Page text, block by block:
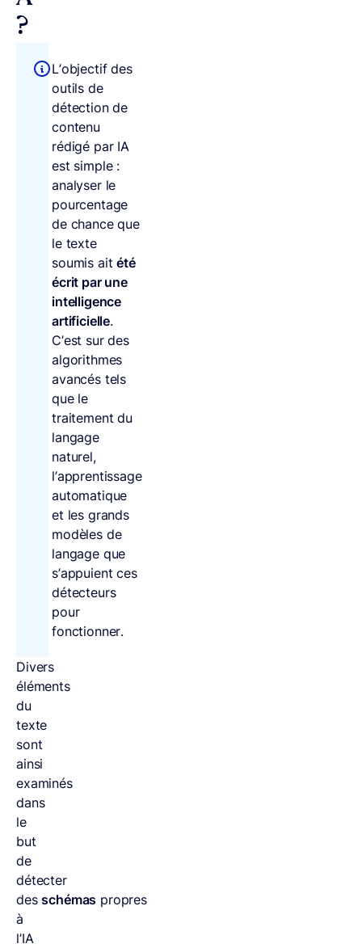
?
L’objectif des
outils de
détection de
contenu
rédigé par IA
est simple :
analyser le
pourcentage
de chance que
le texte
soumis aitété
écrit par une
intelligence
artificielle.
C’est sur des
algorithmes
avancés tels
que le
traitement du
langage
naturel,
l’apprentissage
automatique
et les grands
modèles de
langage que
s’appuient ces
détecteurs
pour
fonctionner.
Divers
éléments
du
texte
sont
ainsi
examinés
dans
le
but
de
détecter
desschémas propres
à
l’IA